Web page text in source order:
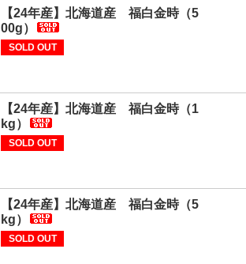
【24年産】北海道産 福白金時（5
00g）
SOLD OUT
【24年産】北海道産 福白金時（1
kg）
SOLD OUT
【24年産】北海道産 福白金時（5
kg）
SOLD OUT